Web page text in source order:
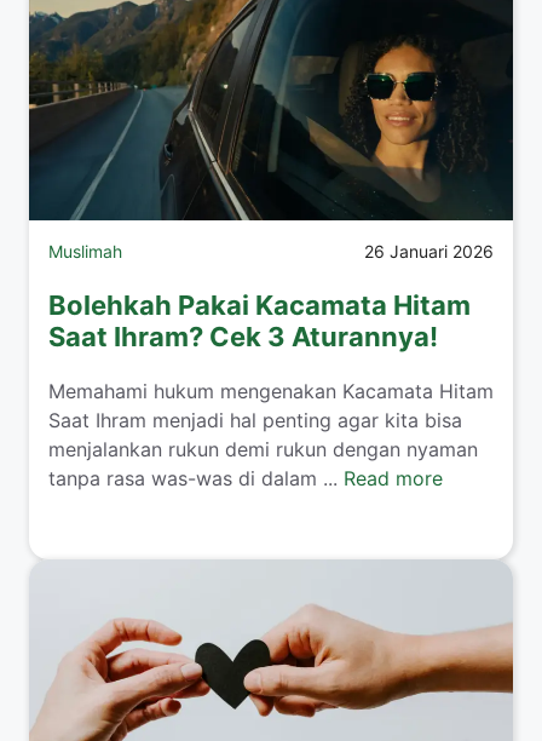
Muslimah 26 Januari 2026
Bolehkah Pakai Kacamata Hitam
Saat Ihram? Cek 3 Aturannya!
​Memahami hukum mengenakan Kacamata Hitam
Saat Ihram menjadi hal penting agar kita bisa
menjalankan rukun demi rukun dengan nyaman
tanpa rasa was-was di dalam ... Read more